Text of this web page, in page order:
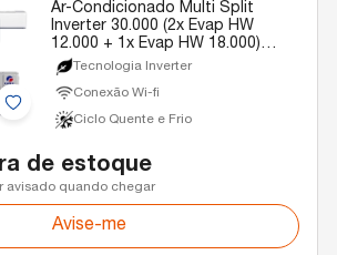
Ar-Condicionado Multi Split
Inverter 30.000 (2x Evap HW
12.000 + 1x Evap HW 18.000)
Gree Quente/Frio R-32 220v
Tecnologia Inverter
Conexão Wi-fi
Ciclo Quente e Frio
de estoque
avisado quando chegar
Avise-me